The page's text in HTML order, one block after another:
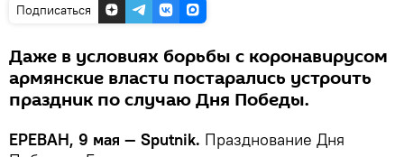
Подписаться
Даже в условиях борьбы с коронавирусом
армянские власти постарались устроить
праздник по случаю Дня Победы.
ЕРЕВАН, 9 мая — Sputnik. Празднование Дня